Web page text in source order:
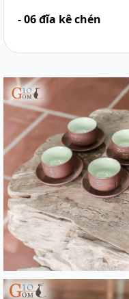
- 06 đĩa kê chén